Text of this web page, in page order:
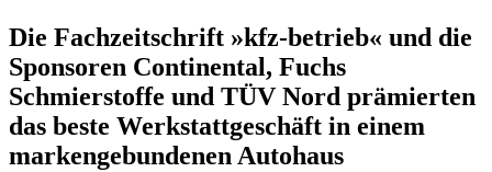
Die Fachzeitschrift »kfz-betrieb« und die
Sponsoren Continental, Fuchs
Schmierstoffe und TÜV Nord prämierten
das beste Werkstattgeschäft in einem
markengebundenen Autohaus